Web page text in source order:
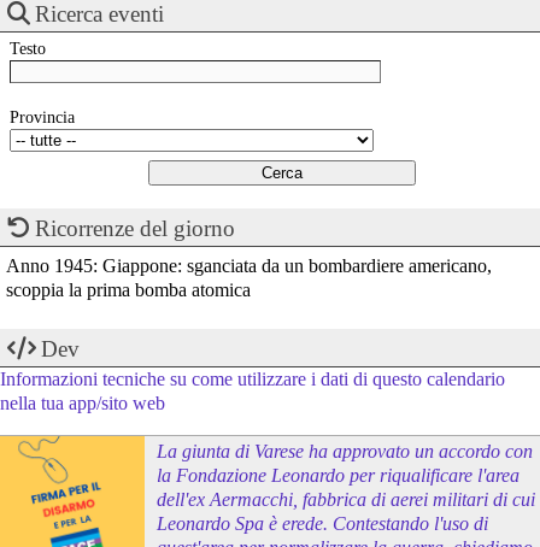
Ricerca eventi
Testo
Provincia
Ricorrenze del giorno
Anno 1945: Giappone: sganciata da un bombardiere americano,
scoppia la prima bomba atomica
Dev
Informazioni tecniche su come utilizzare i dati di questo calendario
nella tua app/sito web
La giunta di Varese ha approvato un accordo con
la Fondazione Leonardo per riqualificare l'area
dell'ex Aermacchi, fabbrica di aerei militari di cui
Leonardo Spa è erede. Contestando l'uso di